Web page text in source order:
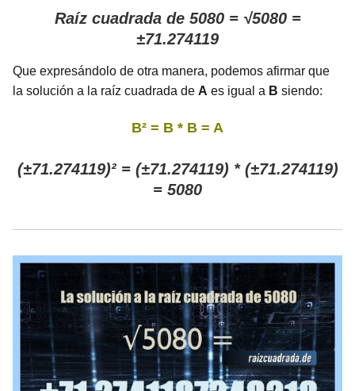
Raíz cuadrada de 5080 = √5080 =
±71.274119
Que expresándolo de otra manera, podemos afirmar que
la solución a la raíz cuadrada de A es igual a B siendo:
B² = B * B = A
(±71.274119)² = (±71.274119) * (±71.274119)
= 5080